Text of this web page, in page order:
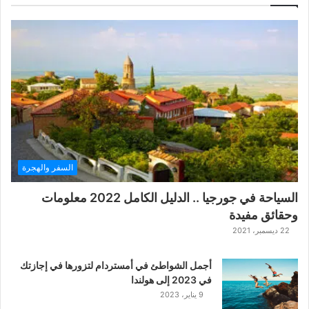
ر
ب
ا
ل
ت
ت
ا
ا
ل
ا
س
ي
ك
السفر والهجرة
السياحة في جورجيا .. الدليل الكامل 2022 معلومات
وحقائق مفيدة
22 ديسمبر، 2021
أجمل الشواطئ في أمستردام لتزورها في إجازتك
في 2023 إلى هولندا
9 يناير، 2023